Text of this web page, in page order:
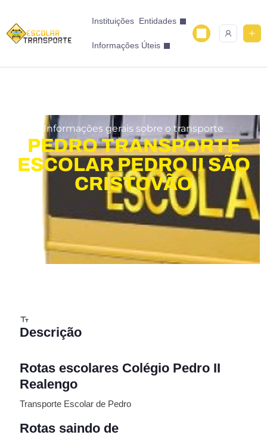
Instituições Entidades
Informações Úteis
Informações gerais sobre o transporte
PEDRO TRANSPORTE
ESCOLAR PEDRO II SÃO
CRISTOVÃO
Descrição
Rotas escolares Colégio Pedro II
Realengo
Transporte Escolar de Pedro
Rotas saindo de